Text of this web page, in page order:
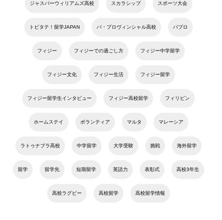
ジャスパーウィリアムズ高校 スカラシップ スポーツ大会
トビタテ！留学JAPAN バ・プロヴィンシャル高校 パブロ
フィジー フィジーでの過ごし方 フィジー中学留学
フィジー文化 フィジー生活 フィジー留学
フィジー留学生インタビュー フィジー高校留学 フィリピン
ホームステイ ボランティア マルタ マレーシア
ラトゥナブラ高校 中学留学 大学受験 挑戦 海外留学
留学 留学先 短期留学 英語力 表彰式 高校3年生
高校ラグビー 高校留学 高校留学情報